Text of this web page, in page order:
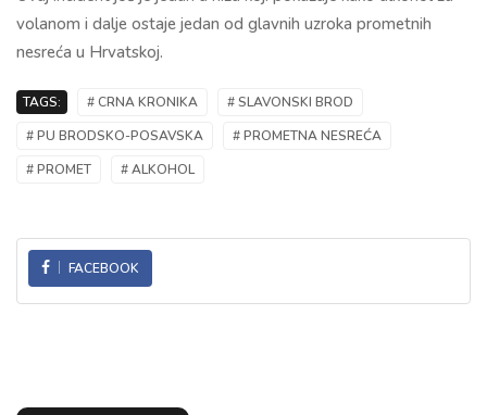
volanom i dalje ostaje jedan od glavnih uzroka prometnih
nesreća u Hrvatskoj.
TAGS: # CRNA KRONIKA
# SLAVONSKI BROD
# PU BRODSKO-POSAVSKA
# PROMETNA NESREĆA
# PROMET
# ALKOHOL
FACEBOOK